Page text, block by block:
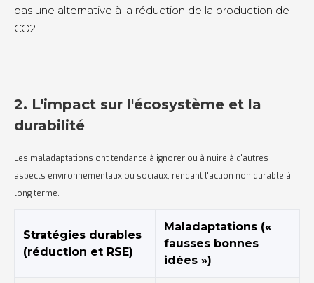
pas une alternative à la réduction de la production de
CO2.
2. L'impact sur l'écosystème et la
durabilité
Les maladaptations ont tendance à ignorer ou à nuire à d'autres
aspects environnementaux ou sociaux, rendant l'action non durable à
long terme.
Stratégies durables
(réduction et RSE)
Maladaptations («
fausses bonnes
idées »)